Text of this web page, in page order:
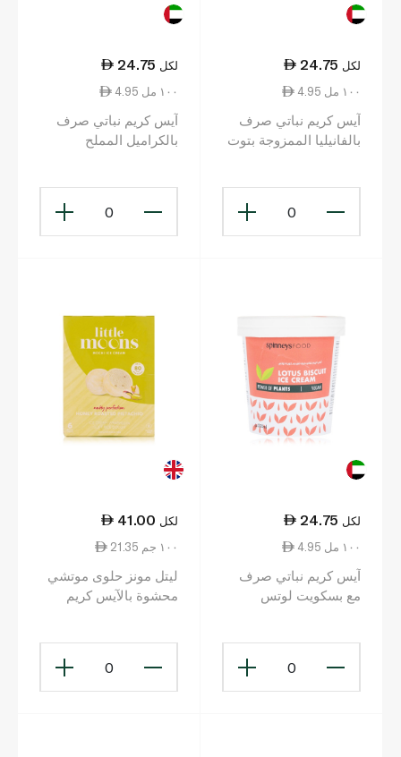
24.75 لكل
4.95 ١٠٠ مل
آيس كريم نباتي صرف
بالفانيليا الممزوجة بتوت
0
24.75 لكل
4.95 ١٠٠ مل
آيس كريم نباتي صرف
بالكراميل المملح
0
24.75 لكل
4.95 ١٠٠ مل
آيس كريم نباتي صرف
مع بسكويت لوتس
0
41.00 لكل
21.35 ١٠٠ جم
ليتل مونز حلوى موتشي
محشوة بالآيس كريم
0